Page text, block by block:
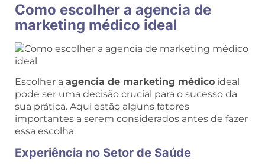
Como escolher a agencia de
marketing médico ideal
Escolher a agencia de marketing médico ideal
pode ser uma decisão crucial para o sucesso da
sua prática. Aqui estão alguns fatores
importantes a serem considerados antes de fazer
essa escolha.
Experiência no Setor de Saúde